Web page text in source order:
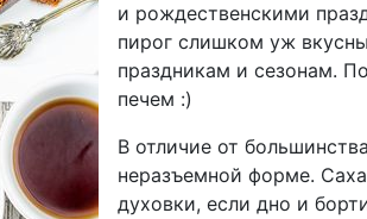
и рождественскими
пирог слишком уж
праздникам и сезонам.
печем :)
В отличие от
неразъемной форме.
духовки, если дно и